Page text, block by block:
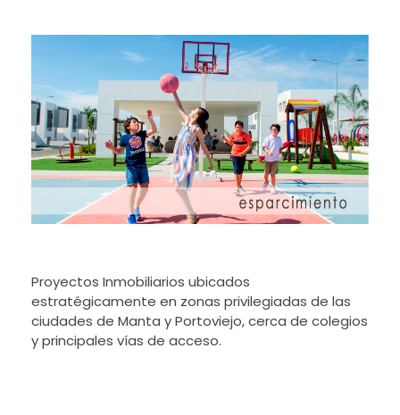
Proyectos Inmobiliarios ubicados
estratégicamente en zonas privilegiadas de las
ciudades de Manta y Portoviejo, cerca de colegios
y principales vías de acceso.